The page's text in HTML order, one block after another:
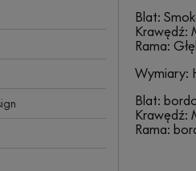
Blat:
Krawędź:
Rama:
Wymiary:
Blat:
Krawędź:
Rama: